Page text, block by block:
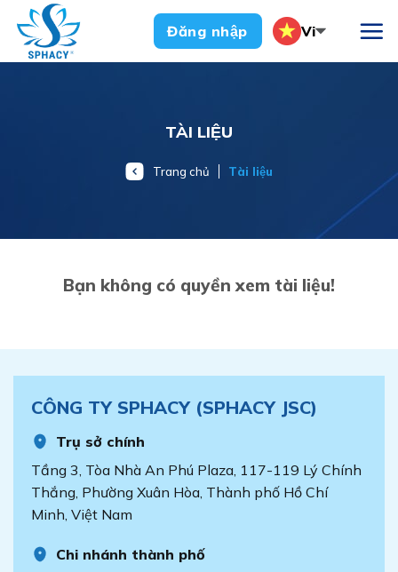
Chuyển
đến
Đăng nhập Vi
TÀI LIỆU
Trang chủ Tài liệu
Bạn không có quyền xem tài liệu!
CÔNG TY SPHACY (SPHACY JSC)
Trụ sở chính
Tầng 3, Tòa Nhà An Phú Plaza, 117-119 Lý Chính
Thắng, Phường Xuân Hòa, Thành phố Hồ Chí
Minh, Việt Nam
Chi nhánh thành phố